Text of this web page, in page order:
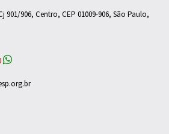
901/906, Centro, CEP 01009-906, São Paulo,